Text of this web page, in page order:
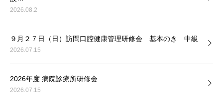
2026.08.2
９月２７日（日）訪問口腔健康管理研修会 基本のき 中級
2026.07.15
2026年度 病院診療所研修会
2026.07.15